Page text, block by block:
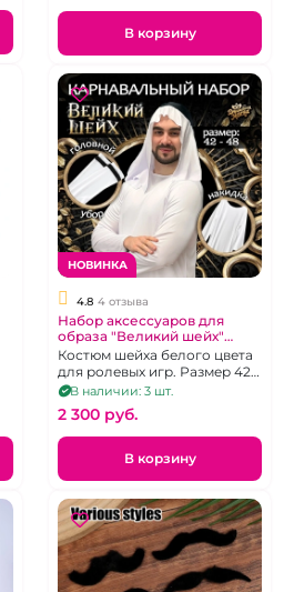
В корзину
НОВИНКА
4.8 4 отзыва
Набор аксессуаров для
образа "Великий шейх"
накидка и головной убор
Костюм шейха белого цвета
для ролевых игр. Размер 42-
48В наличии: 3 шт.
2 300 pуб.
В корзину